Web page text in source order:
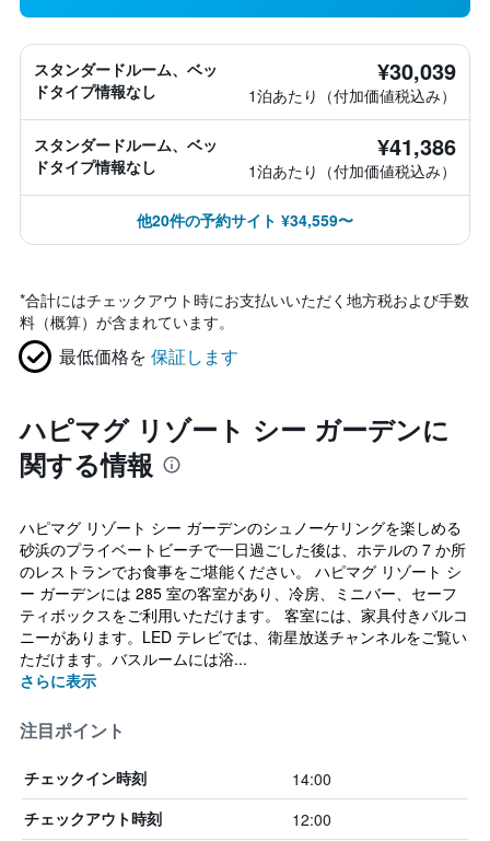
スタンダードルーム、ベッ
ドタイプ情報なし
¥30,039
1泊あたり（付加価値税込み）
スタンダードルーム、ベッ
ドタイプ情報なし
¥41,386
1泊あたり（付加価値税込み）
他20件の予約サイト ¥34,559〜
*合計にはチェックアウト時にお支払いいただく地方税および手数
料（概算）が含まれています。
最低価格を 保証します
ハピマグ リゾート シー ガーデンに
関する情報
ハピマグ リゾート シー ガーデンのシュノーケリングを楽しめる
砂浜のプライベートビーチで一日過ごした後は、ホテルの 7 か所
のレストランでお食事をご堪能ください。 ハピマグ リゾート シ
ー ガーデンには 285 室の客室があり、冷房、ミニバー、セーフ
ティボックスをご利用いただけます。 客室には、家具付きバルコ
ニーがあります。LED テレビでは、衛星放送チャンネルをご覧い
ただけます。バスルームには浴...
さらに表示
注目ポイント
チェックイン時刻 14:00
チェックアウト時刻 12:00